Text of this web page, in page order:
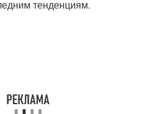
тенденциям.